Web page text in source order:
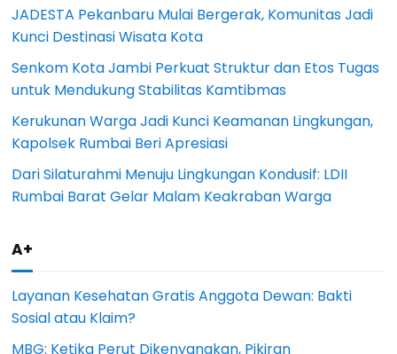
JADESTA Pekanbaru Mulai Bergerak, Komunitas Jadi
Kunci Destinasi Wisata Kota
Senkom Kota Jambi Perkuat Struktur dan Etos Tugas
untuk Mendukung Stabilitas Kamtibmas
Kerukunan Warga Jadi Kunci Keamanan Lingkungan,
Kapolsek Rumbai Beri Apresiasi
Dari Silaturahmi Menuju Lingkungan Kondusif: LDII
Rumbai Barat Gelar Malam Keakraban Warga
A+
Layanan Kesehatan Gratis Anggota Dewan: Bakti
Sosial atau Klaim?
MBG: Ketika Perut Dikenyangkan, Pikiran